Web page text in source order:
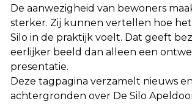
De aanwezigheid van bewoners
sterker. Zij kunnen vertellen hoe
Silo in de praktijk voelt. Dat geeft
eerlijker beeld dan alleen een
presentatie.
Deze tagpagina verzamelt nieuws en
achtergronden over De Silo